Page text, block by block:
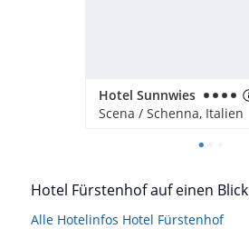
Hotel Sunnwies
Scena / Schenna, Italien
Hotel Fürstenhof auf einen Blick
Alle Hotelinfos Hotel Fürstenhof